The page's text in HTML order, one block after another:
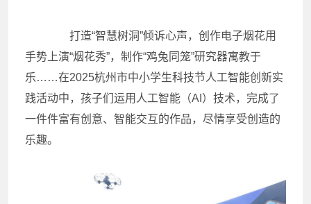
打造“智慧树洞”倾诉心声，创作电子烟花用
手势上演“烟花秀”，制作“鸡兔同笼”研究器寓教于
乐……在2025杭州市中小学生科技节人工智能创新实
践活动中，孩子们运用人工智能（AI）技术，完成了
一件件富有创意、智能交互的作品，尽情享受创造的
乐趣。